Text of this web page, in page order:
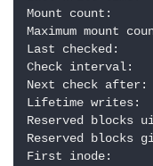
Mount count:
Maximum mount
Last checked:
Check interval:
Next check after:
Lifetime writes:
Reserved blocks
Reserved blocks
First inode: